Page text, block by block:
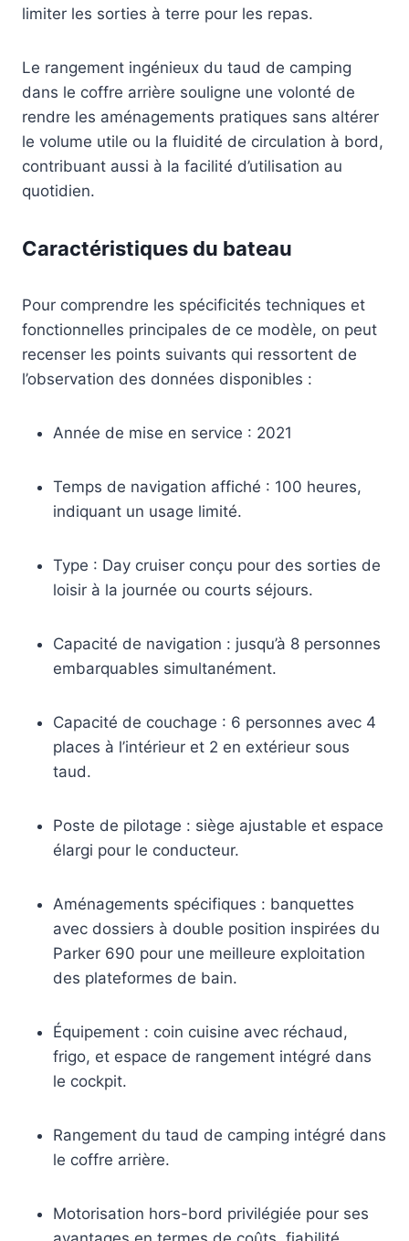
limiter les sorties à terre pour les repas.
Le rangement ingénieux du taud de camping
dans le coffre arrière souligne une volonté de
rendre les aménagements pratiques sans altérer
le volume utile ou la fluidité de circulation à bord,
contribuant aussi à la facilité d’utilisation au
quotidien.
Caractéristiques du bateau
Pour comprendre les spécificités techniques et
fonctionnelles principales de ce modèle, on peut
recenser les points suivants qui ressortent de
l’observation des données disponibles :
Année de mise en service : 2021
Temps de navigation affiché : 100 heures,
indiquant un usage limité.
Type : Day cruiser conçu pour des sorties de
loisir à la journée ou courts séjours.
Capacité de navigation : jusqu’à 8 personnes
embarquables simultanément.
Capacité de couchage : 6 personnes avec 4
places à l’intérieur et 2 en extérieur sous
taud.
Poste de pilotage : siège ajustable et espace
élargi pour le conducteur.
Aménagements spécifiques : banquettes
avec dossiers à double position inspirées du
Parker 690 pour une meilleure exploitation
des plateformes de bain.
Équipement : coin cuisine avec réchaud,
frigo, et espace de rangement intégré dans
le cockpit.
Rangement du taud de camping intégré dans
le coffre arrière.
Motorisation hors-bord privilégiée pour ses